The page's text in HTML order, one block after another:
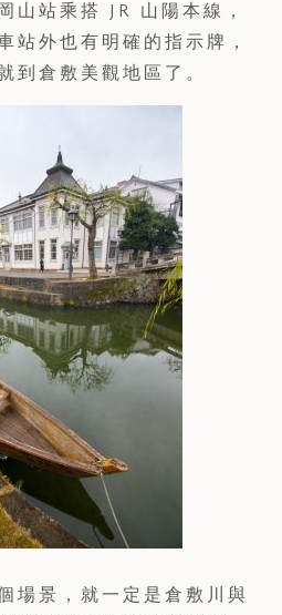
山站乘搭 JR 山陽本線，
站外也有明確的指示牌，
到倉敷美觀地區了。
場景，就一定是倉敷川與